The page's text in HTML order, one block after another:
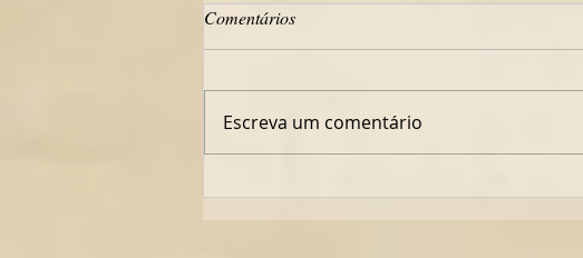
Comentários
Escreva um comentário